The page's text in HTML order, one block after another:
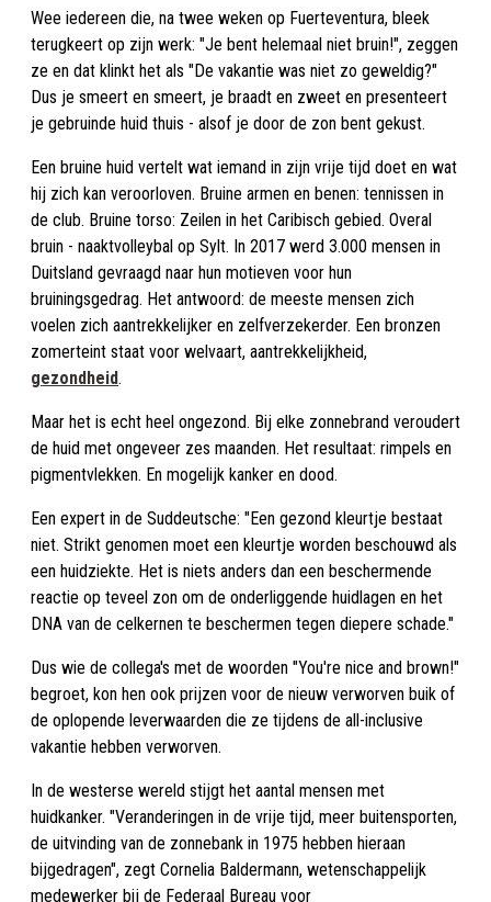
Wee iedereen die, na twee weken op Fuerteventura, bleek
terugkeert op zijn werk: "Je bent helemaal niet bruin!", zeggen
ze en dat klinkt het als "De vakantie was niet zo geweldig?"
Dus je smeert en smeert, je braadt en zweet en presenteert
je gebruinde huid thuis - alsof je door de zon bent gekust.
Een bruine huid vertelt wat iemand in zijn vrije tijd doet en wat
hij zich kan veroorloven. Bruine armen en benen: tennissen in
de club. Bruine torso: Zeilen in het Caribisch gebied. Overal
bruin - naaktvolleybal op Sylt. In 2017 werd 3.000 mensen in
Duitsland gevraagd naar hun motieven voor hun
bruiningsgedrag. Het antwoord: de meeste mensen zich
voelen zich aantrekkelijker en zelfverzekerder. Een bronzen
zomerteint staat voor welvaart, aantrekkelijkheid,
gezondheid.
Maar het is echt heel ongezond. Bij elke zonnebrand veroudert
de huid met ongeveer zes maanden. Het resultaat: rimpels en
pigmentvlekken. En mogelijk kanker en dood.
Een expert in de Suddeutsche: "Een gezond kleurtje bestaat
niet. Strikt genomen moet een kleurtje worden beschouwd als
een huidziekte. Het is niets anders dan een beschermende
reactie op teveel zon om de onderliggende huidlagen en het
DNA van de celkernen te beschermen tegen diepere schade."
Dus wie de collega's met de woorden "You're nice and brown!"
begroet, kon hen ook prijzen voor de nieuw verworven buik of
de oplopende leverwaarden die ze tijdens de all-inclusive
vakantie hebben verworven.
In de westerse wereld stijgt het aantal mensen met
huidkanker. "Veranderingen in de vrije tijd, meer buitensporten,
de uitvinding van de zonnebank in 1975 hebben hieraan
bijgedragen", zegt Cornelia Baldermann, wetenschappelijk
medewerker bij de Federaal Bureau voor